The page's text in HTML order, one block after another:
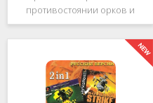
противостоянии орков и
людей. Warcraft 2: The Dark
Saga рассказывает
классическую историю, в
которой идёт битва за
королевство Азерот в мире
Средневековья с